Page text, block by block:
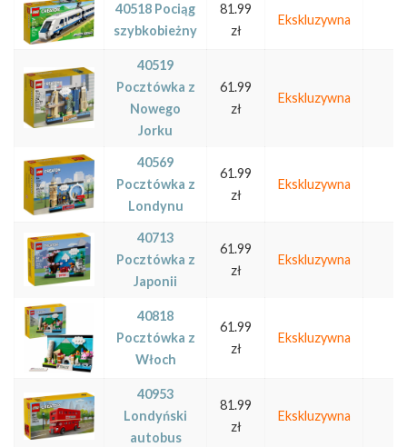
40518 Pociąg
szybkobieżny
81.99
zł
Ekskluzywna
40519
Pocztówka z
Nowego
Jorku
61.99
zł
Ekskluzywna
40569
Pocztówka z
Londynu
61.99
zł
Ekskluzywna
40713
Pocztówka z
Japonii
61.99
zł
Ekskluzywna
40818
Pocztówka z
Włoch
61.99
zł
Ekskluzywna
40953
Londyński
autobus
81.99
zł
Ekskluzywna